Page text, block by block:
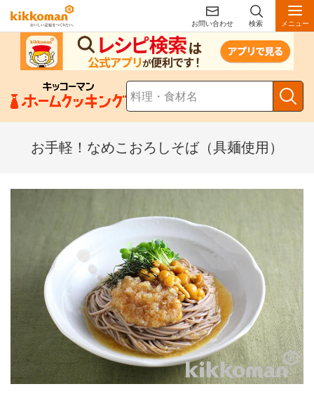
お問い合わせ 検索 メニュー
お手軽！なめこおろしそば（具麺使用）